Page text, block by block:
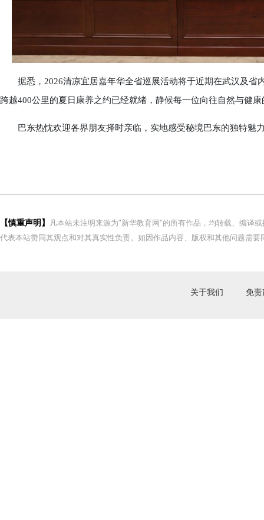
据悉，2026清凉宜居嘉年华全省巡展活动将于近期在武汉及省
跨越400公里的夏日康养之约已经就绪，静候每一位向往自然与健
巴东热忱欢迎各界朋友择时亲临，实地感受秘境巴东的独特魅
【慎重声明】
凡本站未注明来源为"新华教育网"的所有作品，均转载、编译
代表本站赞同其观点和对其真实性负责。如因作品内容、版权和其他问题需
关于我们 免责